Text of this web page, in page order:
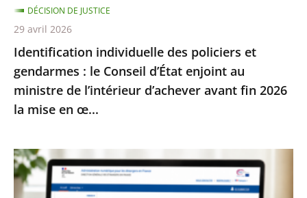
enjoint
au
ministre
de
l’intérieur
d’achever
fin
2026
la
Identification individuelle des policiers et
gendarmes : le Conseil d’État enjoint au
ministre de l’intérieur d’achever avant fin 2026
la mise en œ...
DÉCISION DE JUSTICE
29 avril 2026
Services
publics